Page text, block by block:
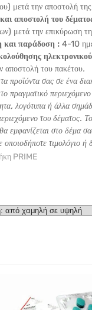
μετά την αποστολή
αποστολή του
μετά την επικύρωση
και παράδοση : 4-10
αποστολή του πακέτου.
προϊόντα σας σε ένα
πραγματικό
λογότυπα ή άλλα
του
στο δέμα
οποιοδήποτε τιμολόγιο ή
PRIME